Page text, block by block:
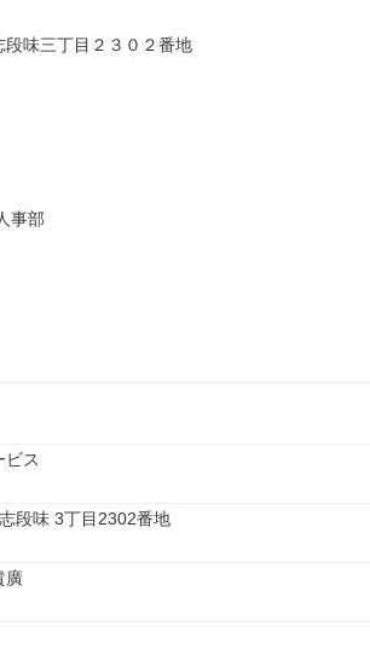
味三丁目２３０２番地
事部
ビス
段味 3丁目2302番地
廣